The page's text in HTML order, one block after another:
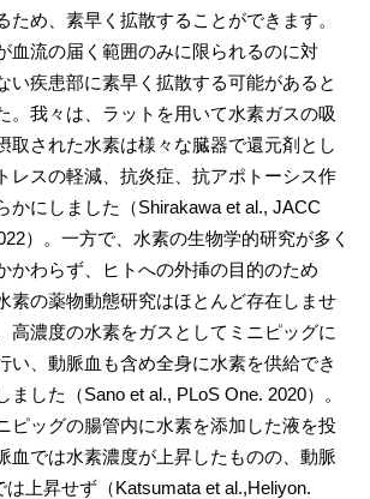
ため、素早く拡散することができます。
血流の届く範囲のみに限られるのに対
い疾患部に素早く拡散する可能があると
。我々は、ラットを用いて水素ガスの吸
取された水素は様々な臓器で還元剤とし
レスの軽減、抗炎症、抗アポトーシス作
かにしました（Shirakawa et al., JACC
）。一方で、水素の生物学的研究が多く
かわらず、ヒトへの外挿の目的のため
素の薬物動態研究はほとんど存在しませ
高濃度の水素をガスとしてミニピッグに
い、動脈血も含め全身に水素を供給でき
ました（Sano et al., PLoS One. 2020）。
ピッグの腸管内に水素を添加した液を投
血では水素濃度が上昇したものの、動脈
は上昇せず（Katsumata et al.,Heliyon.